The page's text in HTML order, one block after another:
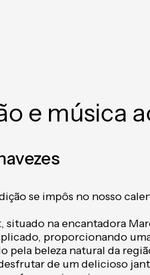
e música
se impôs no nosso
situado na encantadora
proporcionando
pela beleza natural da
de um delicioso